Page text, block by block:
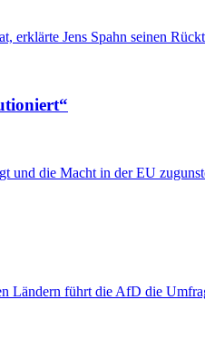
erklärte Jens Spahn seinen
und die Macht in der EU
führt die AfD die